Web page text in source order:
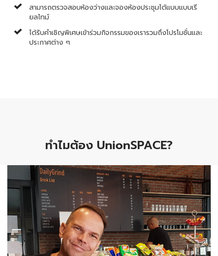
สามารถตรวจสอบห้องว่างและจองห้องประชุมได้แบบแบบเรี
ยลไทม์
ได้รับคำเชิญพิเศษเข้าร่วมกิจกรรมของเรารวมถึงโปรโมชั่นและ
ประกาศต่าง ๆ
ทำไมต้อง UnionSPACE?